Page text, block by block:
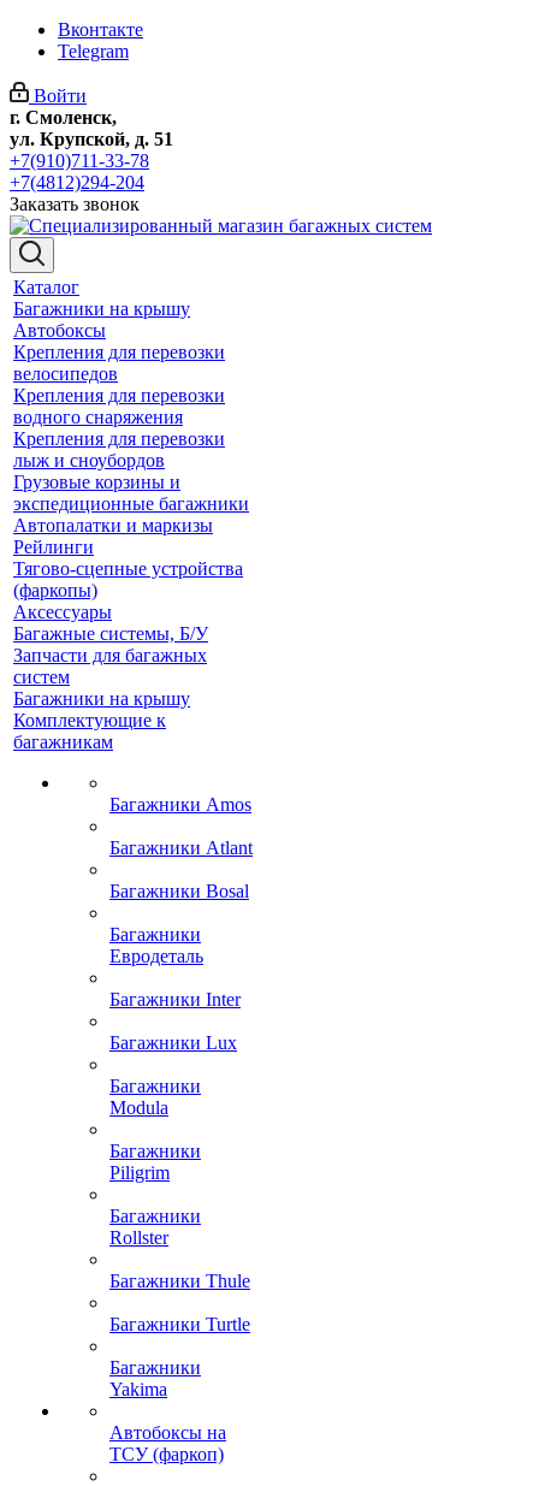
Вконтакте
Telegram
Войти
г. Смоленск,
ул. Крупской, д. 51
+7(910)711-33-78
+7(4812)294-204
Заказать звонок
Каталог
Багажники на крышу
Автобоксы
Крепления для перевозки
велосипедов
Крепления для перевозки
водного снаряжения
Крепления для перевозки
лыж и сноубордов
Грузовые корзины и
экспедиционные багажники
Автопалатки и маркизы
Рейлинги
Тягово-сцепные устройства
(фаркопы)
Аксессуары
Багажные системы, Б/У
Запчасти для багажных
систем
Багажники на крышу
Комплектующие к
багажникам
Багажники Amos
Багажники Atlant
Багажники Bosal
Багажники
Евродеталь
Багажники Inter
Багажники Lux
Багажники
Modula
Багажники
Piligrim
Багажники
Rollster
Багажники Thule
Багажники Turtle
Багажники
Yakima
Автобоксы на
ТСУ (фаркоп)